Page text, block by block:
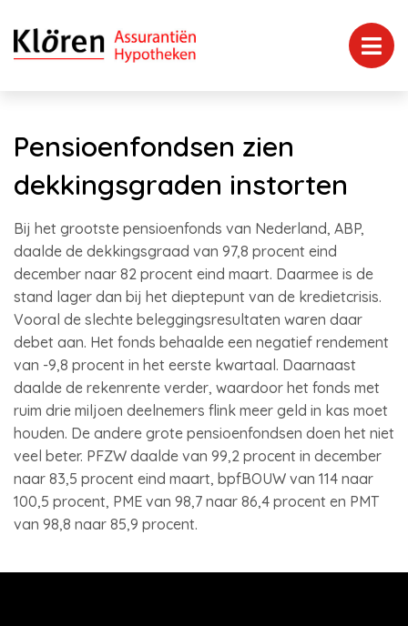
Pensioenfondsen zien
dekkingsgraden instorten
Bij het grootste pensioenfonds van Nederland, ABP,
daalde de dekkingsgraad van 97,8 procent eind
december naar 82 procent eind maart. Daarmee is de
stand lager dan bij het dieptepunt van de kredietcrisis.
Vooral de slechte beleggingsresultaten waren daar
debet aan. Het fonds behaalde een negatief rendement
van -9,8 procent in het eerste kwartaal. Daarnaast
daalde de rekenrente verder, waardoor het fonds met
ruim drie miljoen deelnemers flink meer geld in kas moet
houden. De andere grote pensioenfondsen doen het niet
veel beter. PFZW daalde van 99,2 procent in december
naar 83,5 procent eind maart, bpfBOUW van 114 naar
100,5 procent, PME van 98,7 naar 86,4 procent en PMT
van 98,8 naar 85,9 procent.